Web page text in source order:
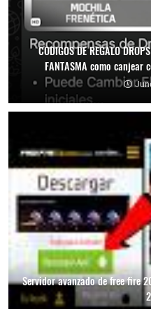
CODIGOS DE REGALO
FANTASMA como
Servidor avanzado de free fire